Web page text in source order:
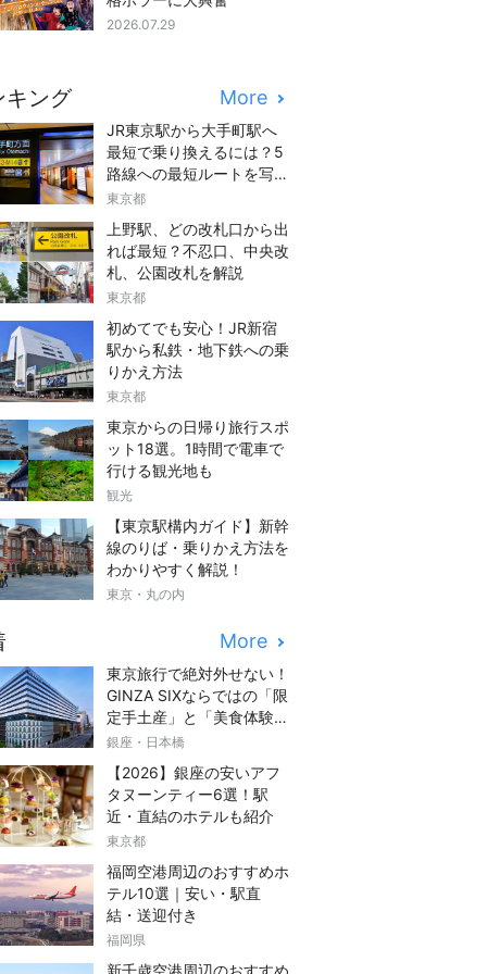
2026.07.29
キング More
JR東京駅から大手町駅へ
最短で乗り換えるには？5
路線への最短ルートを写真
つきでご紹介
東京都
上野駅、どの改札口から出
れば最短？不忍口、中央改
札、公園改札を解説
東京都
初めてでも安心！JR新宿
駅から私鉄・地下鉄への乗
りかえ方法
東京都
東京からの日帰り旅行スポ
ット18選。1時間で電車で
行ける観光地も
観光
【東京駅構内ガイド】新幹
線のりば・乗りかえ方法を
わかりやすく解説！
東京・丸の内
More
東京旅行で絶対外せない！
GINZA SIXならではの「限
定手土産」と「美食体験」
完全ガイド
銀座・日本橋
【2026】銀座の安いアフ
タヌーンティー6選！駅
近・直結のホテルも紹介
東京都
福岡空港周辺のおすすめホ
テル10選｜安い・駅直
結・送迎付き
福岡県
新千歳空港周辺のおすすめ